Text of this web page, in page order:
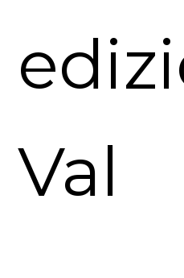
Val